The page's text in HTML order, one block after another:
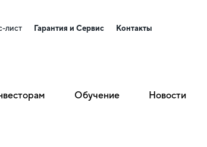
лист Гарантия и Сервис Контакты
Обучение Новости